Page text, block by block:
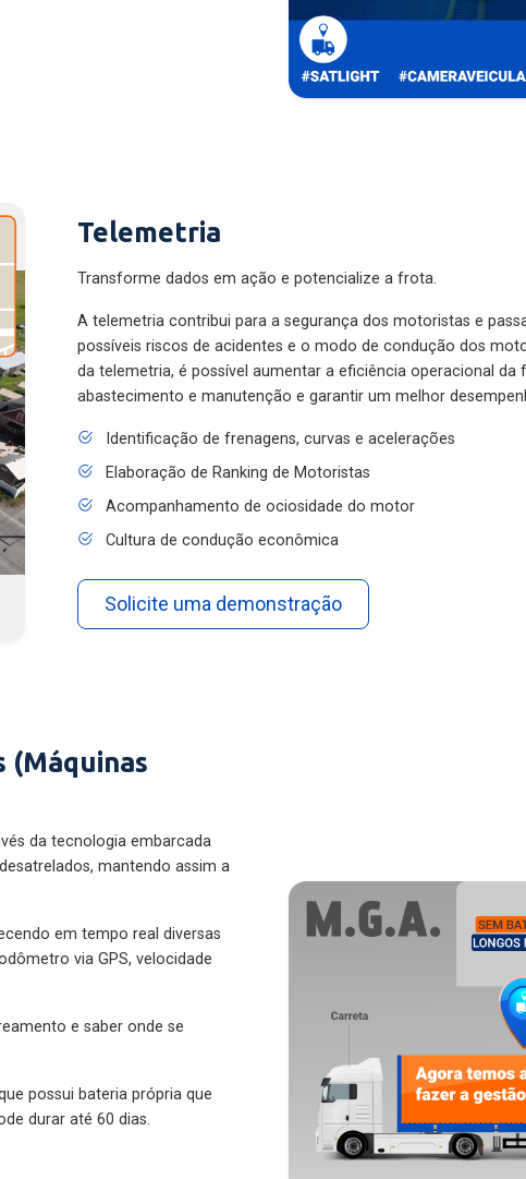
Telemetria
Transforme dados em ação e potencialize a frota.
A telemetria contribui para a segurança dos motoristas e
possíveis riscos de acidentes e o modo de condução dos
da telemetria, é possível aumentar a eficiência operacional
abastecimento e manutenção e garantir um melhor
Identificação de frenagens, curvas e acelerações
Elaboração de Ranking de Motoristas
Acompanhamento de ociosidade do motor
Cultura de condução econômica
Solicite uma demonstração
(Máquinas
da tecnologia embarcada
mantendo assim a
em tempo real diversas
via GPS, velocidade
e saber onde se
possui bateria própria que
durar até 60 dias.